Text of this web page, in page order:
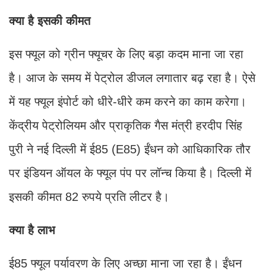
क्या है इसकी कीमत
इस फ्यूल को ग्रीन फ्यूचर के लिए बड़ा कदम माना जा रहा
है। आज के समय में पेट्रोल डीजल लगातार बढ़ रहा है। ऐसे
में यह फ्यूल इंपोर्ट को धीरे-धीरे कम करने का काम करेगा।
केंद्रीय पेट्रोलियम और प्राकृतिक गैस मंत्री हरदीप सिंह
पुरी ने नई दिल्ली में ई85 (E85) ईंधन को आधिकारिक तौर
पर इंडियन ऑयल के फ्यूल पंप पर लॉन्च किया है। दिल्ली में
इसकी कीमत 82 रुपये प्रति लीटर है।
क्या है लाभ
ई85 फ्यूल पर्यावरण के लिए अच्छा माना जा रहा है। ईंधन